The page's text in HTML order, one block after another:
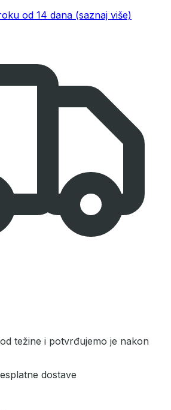
od 14 dana (saznaj više)
težine i potvrđujemo je nakon
dostave